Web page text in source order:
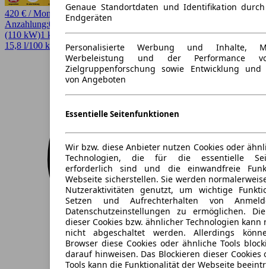
Genaue Standortdaten und Identifikation
Endgeräten
Personalisierte Werbung und Inhalte,
Werbeleistung und der Performance
Zielgruppenforschung sowie Entwicklung und
von Angeboten
Essentielle Seitenfunktionen
Wir bzw. diese Anbieter nutzen Cookies oder
Technologien, die für die essentielle
erforderlich sind und die einwandfreie
Webseite sicherstellen. Sie werden
Nutzeraktivitäten genutzt, um wichtige
Setzen und Aufrechterhalten von
Datenschutzeinstellungen zu ermöglichen.
dieser Cookies bzw. ähnlicher Technologien kann
nicht abgeschaltet werden. Allerdings
Browser diese Cookies oder ähnliche Tools
darauf hinweisen. Das Blockieren dieser
Tools kann die Funktionalität der Webseite
420 € / Monat
Anzahlung:0,00 €Laufzeit:60 Monate
(110 kW)1 km EZ 08/2026AutomatikSUV / Pickup4 Türen
15,8 l/100 km (komb.)* · 0 g/km CO2* · CO2-Klasse A